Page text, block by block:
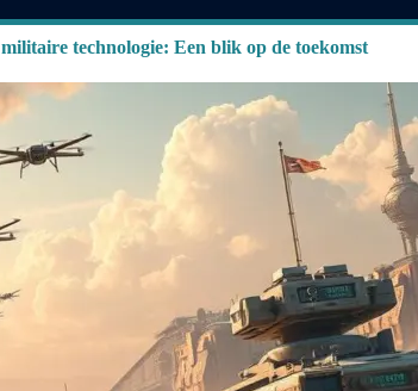
technologie: Een blik op de toekomst